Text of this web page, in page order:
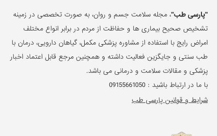
"پارسی طب"، مجله سلامت جسم و روان، به صورت تخصصی در زمینه
تشخیص صحیح بیماری ها و حفاظت از مردم در برابر انواع مختلف
امراض رایج با استفاده از مشاوره پزشکی مکمل، گیاهان دارویی، درمان با
طب سنتی و جایگزین فعالیت داشته و همچنین مرجع قابل اعتماد اخبار
پزشکی و مقالات سلامت و درمانی می باشد.
با ما در ارتباط باشید :09155661050
شرایط و قوانین پارسی طب